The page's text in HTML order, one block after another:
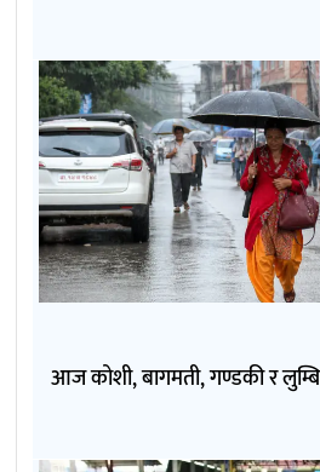
आज कोशी, बागमती, गण्डकी र